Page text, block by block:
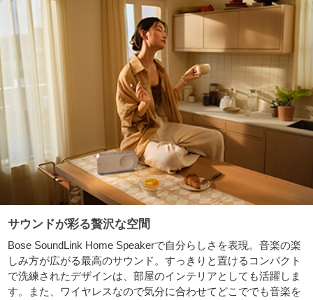
サウンドが彩る贅沢な空間
Bose SoundLink Home Speakerで自分らしさを表現。音楽の楽
しみ方が広がる最高のサウンド。すっきりと置けるコンパクト
で洗練されたデザインは、部屋のインテリアとしても活躍しま
す。また、ワイヤレスなので気分に合わせてどこででも音楽を